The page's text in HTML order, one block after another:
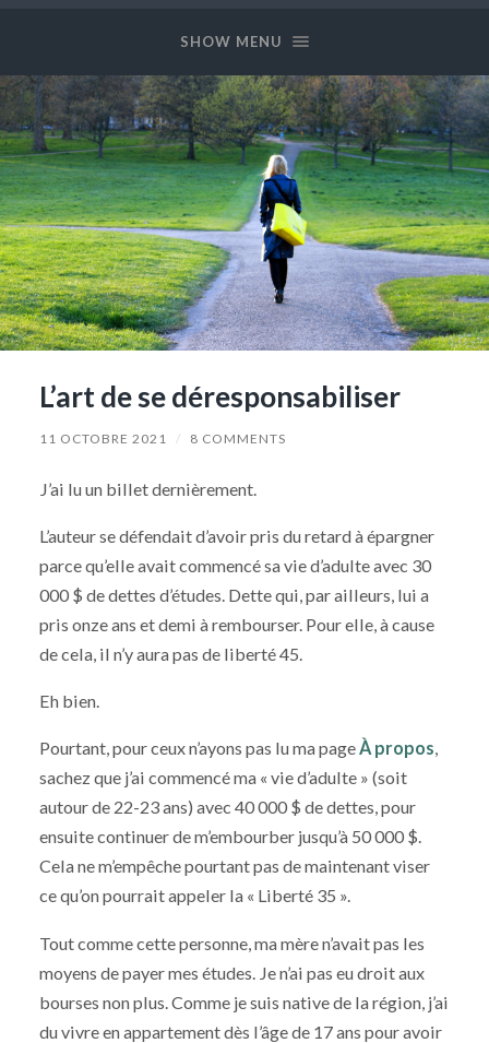
SHOW MENU
L’art de se déresponsabiliser
11 OCTOBRE 2021 / 8 COMMENTS
J’ai lu un billet dernièrement.
L’auteur se défendait d’avoir pris du retard à épargner
parce qu’elle avait commencé sa vie d’adulte avec 30
000 $ de dettes d’études. Dette qui, par ailleurs, lui a
pris onze ans et demi à rembourser. Pour elle, à cause
de cela, il n’y aura pas de liberté 45.
Eh bien.
Pourtant, pour ceux n’ayons pas lu ma pageÀ propos,
sachez que j’ai commencé ma « vie d’adulte » (soit
autour de 22-23 ans) avec 40 000 $ de dettes, pour
ensuite continuer de m’embourber jusqu’à 50 000 $.
Cela ne m’empêche pourtant pas de maintenant viser
ce qu’on pourrait appeler la « Liberté 35 ».
Tout comme cette personne, ma mère n’avait pas les
moyens de payer mes études. Je n’ai pas eu droit aux
bourses non plus. Comme je suis native de la région, j’ai
du vivre en appartement dès l’âge de 17 ans pour avoir